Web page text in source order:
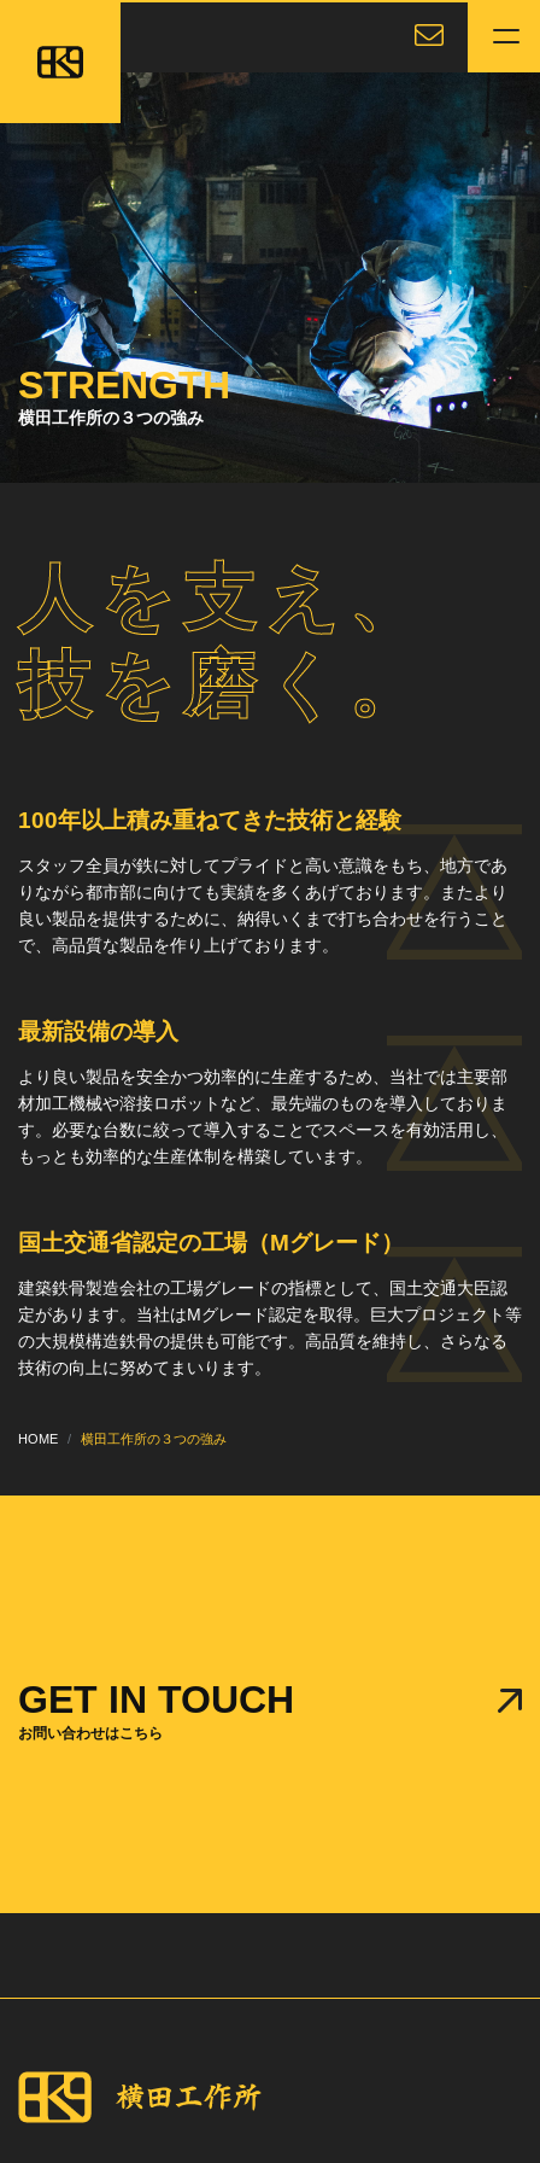
メニ
有限会社横田工作所
STRENGTH
横田工作所の３つの強み
人を支え、
技を磨く。
100年以上積み重ねてきた技術と経験
スタッフ全員が鉄に対してプライドと高い意識をもち、地方であ
りながら都市部に向けても実績を多くあげております。​​またより
良い製品を提供するために、納得いくまで打ち合わせを行うこと
で、高品質な製品を作り上げております。
最新設備の導入
より良い製品を安全かつ効率的に生産するため、当社では主要部
材加工機械や溶接ロボットなど、最先端のものを導入しておりま
す。必要な台数に絞って導入することでスペースを有効活用し、
もっとも効率的な生産体制を構築しています。
国土交通省認定の工場（Mグレード）
建築鉄骨製造会社の工場グレードの指標として、国土交通大臣認
定があります。当社はMグレード認定を取得。巨大プロジェクト等
の大規模構造鉄骨の提供も可能です。高品質を維持し、さらなる
技術の向上に努めてまいります。
HOME 横田工作所の３つの強み
GET IN TOUCH
お問い合わせはこちら